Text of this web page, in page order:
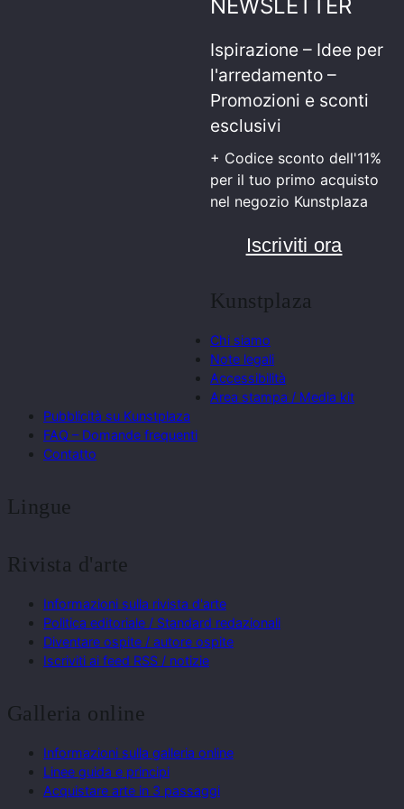
NEWSLETTER
Ispirazione – Idee per
l'arredamento –
Promozioni e sconti
esclusivi
+ Codice sconto dell'11%
per il tuo primo acquisto
nel negozio Kunstplaza
Iscriviti ora
Kunstplaza
Chi siamo
Note legali
Accessibilità
Area stampa / Media kit
Pubblicità su Kunstplaza
FAQ – Domande frequenti
Contatto
Lingue
Rivista d'arte
Informazioni sulla rivista d'arte
Politica editoriale / Standard redazionali
Diventare ospite / autore ospite
Iscriviti ai feed RSS / notizie
Galleria online
Informazioni sulla galleria online
Linee guida e principi
Acquistare arte in 3 passaggi